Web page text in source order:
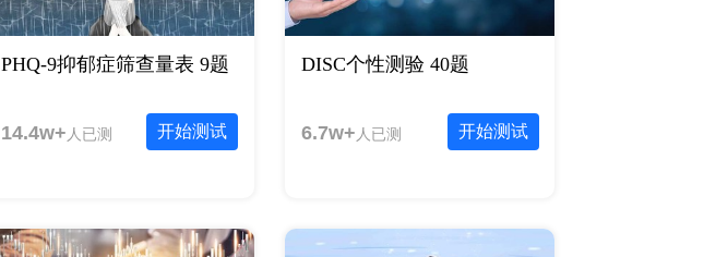
PHQ-9抑郁症筛查量表 9题
开始测试
14.4w+ 人已测
DISC个性测验 40题
开始测试
6.7w+ 人已测